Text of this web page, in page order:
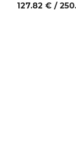
127.82 € /